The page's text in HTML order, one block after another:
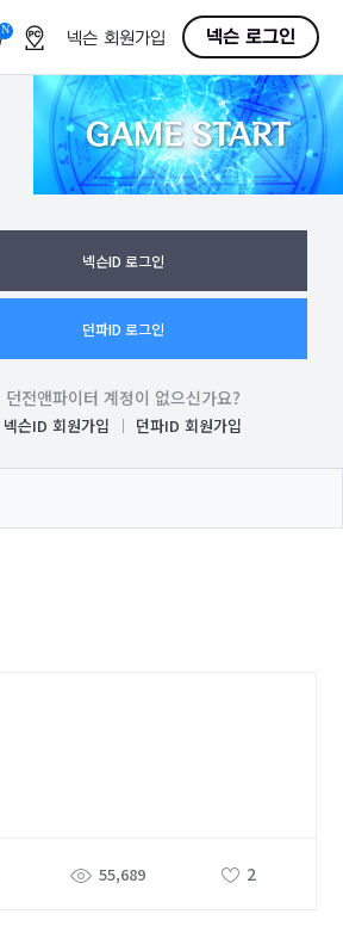
N
F
넥슨 회원가입 넥슨 로그인
GAME START
넥슨ID 로그인
던파ID 로그인
던전앤파이터 계정이 없으신가요?
넥슨ID 회원가입 던파ID 회원가입
55,689 2